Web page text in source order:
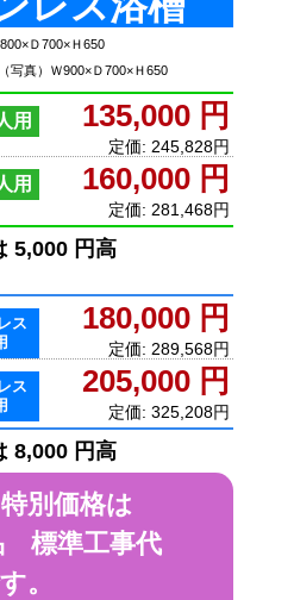
Ｄ700×Ｈ650
写真）Ｗ900×Ｄ700×Ｈ650
用 135,000 円
定価: 245,828円
用 160,000 円
定価: 281,468円
5,000 円高
ス
180,000 円
定価: 289,568円
ス
205,000 円
定価: 325,208円
8,000 円高
別価格は
標準工事代
。